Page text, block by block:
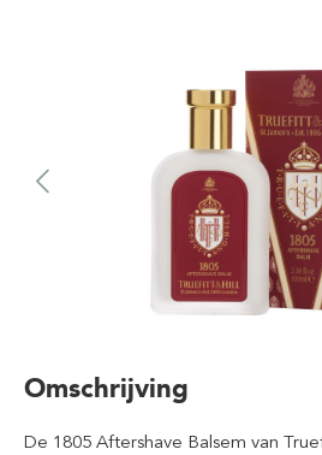
Omschrijving
De 1805 Aftershave Balsem van